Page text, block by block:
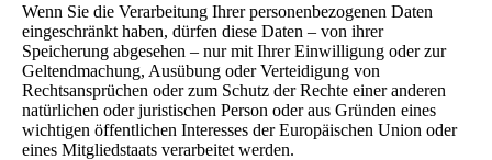
Wenn Sie die Verarbeitung Ihrer personenbezogenen Daten
eingeschränkt haben, dürfen diese Daten – von ihrer
Speicherung abgesehen – nur mit Ihrer Einwilligung oder zur
Geltendmachung, Ausübung oder Verteidigung von
Rechtsansprüchen oder zum Schutz der Rechte einer anderen
natürlichen oder juristischen Person oder aus Gründen eines
wichtigen öffentlichen Interesses der Europäischen Union oder
eines Mitgliedstaats verarbeitet werden.